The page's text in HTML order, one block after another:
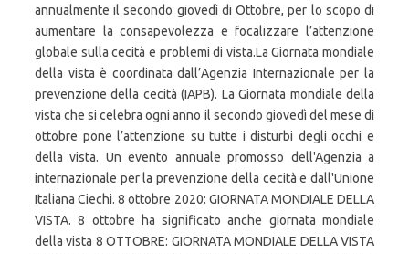
annualmente il secondo giovedì di Ottobre, per lo scopo di
aumentare la consapevolezza e focalizzare l’attenzione
globale sulla cecità e problemi di vista.La Giornata mondiale
della vista è coordinata dall’Agenzia Internazionale per la
prevenzione della cecità (IAPB). La Giornata mondiale della
vista che si celebra ogni anno il secondo giovedì del mese di
ottobre pone l’attenzione su tutte i disturbi degli occhi e
della vista. Un evento annuale promosso dell'Agenzia a
internazionale per la prevenzione della cecità e dall'Unione
Italiana Ciechi. 8 ottobre 2020: GIORNATA MONDIALE DELLA
VISTA. 8 ottobre ha significato anche giornata mondiale
della vista 8 OTTOBRE: GIORNATA MONDIALE DELLA VISTA